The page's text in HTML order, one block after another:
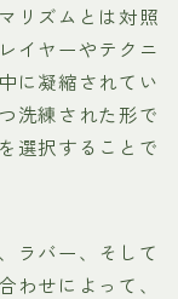
リズムとは対照
イヤーやテクニ
に凝縮されてい
洗練された形で
を選択することで
ラバー、そして
わせによって、